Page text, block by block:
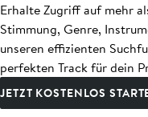
Erhalte Zugriff auf mehr
Stimmung, Genre,
unseren effizienten
perfekten Track für dein
JETZT KOSTENLOS